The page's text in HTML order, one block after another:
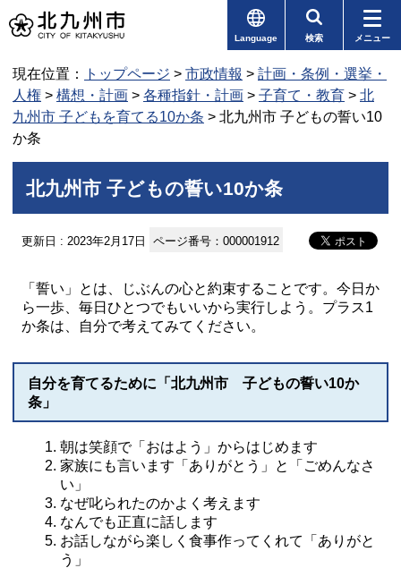
Language 検索 メニュー
現在位置： トップページ > 市政情報 > 計画・条例・選挙・
人権 > 構想・計画 > 各種指針・計画 > 子育て・教育 > 北
九州市 子どもを育てる10か条 > 北九州市 子どもの誓い10
か条
北九州市 子どもの誓い10か条
更新日 : 2023年2月17日 ページ番号：000001912
「誓い」とは、じぶんの心と約束することです。今日か
ら一歩、毎日ひとつでもいいから実行しよう。プラス1
か条は、自分で考えてみてください。
自分を育てるために「北九州市 子どもの誓い10か
条」
朝は笑顔で「おはよう」からはじめます
家族にも言います「ありがとう」と「ごめんなさ
い」
なぜ叱られたのかよく考えます
なんでも正直に話します
お話しながら楽しく食事作ってくれて「ありがと
う」